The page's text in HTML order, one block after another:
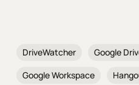
DriveWatcher Google
Google Workspace